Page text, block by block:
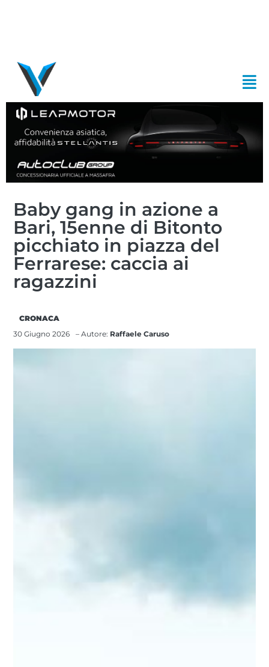
Baby gang in azione a
Bari, 15enne di Bitonto
picchiato in piazza del
Ferrarese: caccia ai
ragazzini
CRONACA
30 Giugno 2026
– Autore: Raffaele Caruso